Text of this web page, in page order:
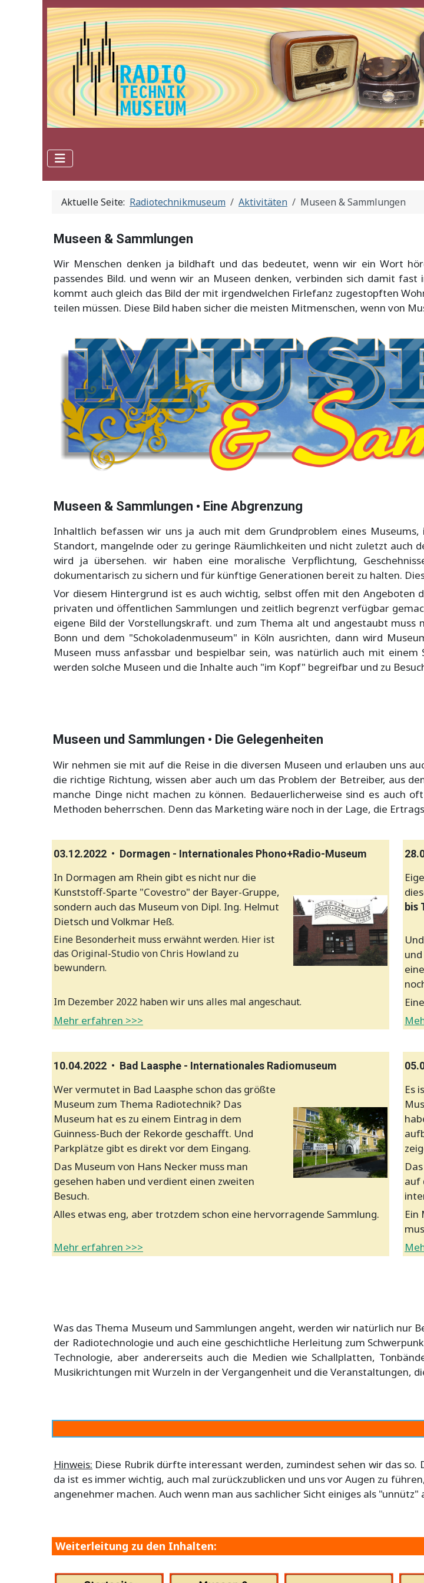
Aktuelle Seite: Radiotechnikmuseum Aktivitäten Museen & Sammlungen
Museen & Sammlungen
Wir Menschen denken ja bildhaft und das bedeutet, wenn wir ein Wort
passendes Bild. und wenn wir an Museen denken, verbinden sich damit
kommt auch gleich das Bild der mit irgendwelchen Firlefanz zugestopften
teilen müssen. Diese Bild haben sicher die meisten Mitmenschen, wenn von
Museen & Sammlungen • Eine Abgrenzung
Inhaltlich befassen wir uns ja auch mit dem Grundproblem eines
Standort, mangelnde oder zu geringe Räumlichkeiten und nicht zuletzt
wird ja übersehen. wir haben eine moralische Verpflichtung,
dokumentarisch zu sichern und für künftige Generationen bereit zu halten.
Vor diesem Hintergrund ist es auch wichtig, selbst offen mit den Angeboten
privaten und öffentlichen Sammlungen und zeitlich begrenzt verfügbar
eigene Bild der Vorstellungskraft. und zum Thema alt und angestaubt muss
Bonn und dem "Schokoladenmuseum" in Köln ausrichten, dann wird
Museen muss anfassbar und bespielbar sein, was natürlich auch mit
werden solche Museen und die Inhalte auch "im Kopf" begreifbar und zu
Museen und Sammlungen • Die Gelegenheiten
Wir nehmen sie mit auf die Reise in die diversen Museen und erlauben uns
die richtige Richtung, wissen aber auch um das Problem der Betreiber, aus
manche Dinge nicht machen zu können. Bedauerlicherweise sind es auch
Methoden beherrschen. Denn das Marketing wäre noch in der Lage, die
03.12.2022 • Dormagen - Internationales Phono+Radio-Museum
In Dormagen am Rhein gibt es nicht nur die
Kunststoff-Sparte "Covestro" der Bayer-Gruppe,
sondern auch das Museum von Dipl. Ing. Helmut
Dietsch und Volkmar Heß.
bis
Eine Besonderheit muss erwähnt werden. Hier ist
das Original-Studio von Chris Howland zu
bewundern.
Im Dezember 2022 haben wir uns alles mal angeschaut.
Mehr erfahren >>>
10.04.2022 • Bad Laasphe - Internationales Radiomuseum
Wer vermutet in Bad Laasphe schon das größte
Museum zum Thema Radiotechnik? Das
Museum hat es zu einem Eintrag in dem
Guinness-Buch der Rekorde geschafft. Und
Parkplätze gibt es direkt vor dem Eingang.
Es
Das Museum von Hans Necker muss man
gesehen haben und verdient einen zweiten
Besuch.
auf
Alles etwas eng, aber trotzdem schon eine hervorragende Sammlung.
Ein
Mehr erfahren >>>
Was das Thema Museum und Sammlungen angeht, werden wir natürlich nur
der Radiotechnologie und auch eine geschichtliche Herleitung zum
Technologie, aber andererseits auch die Medien wie Schallplatten,
Musikrichtungen mit Wurzeln in der Vergangenheit und die Veranstaltungen,
Hinweis: Diese Rubrik dürfte interessant werden, zumindest sehen wir das
da ist es immer wichtig, auch mal zurückzublicken und uns vor Augen zu
angenehmer machen. Auch wenn man aus sachlicher Sicht einiges als "unnütz"
Weiterleitung zu den Inhalten: